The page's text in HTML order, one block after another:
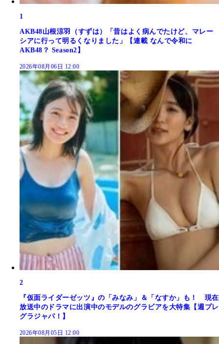
1
AKB48山根涼羽（すずは）「昔はよく病んでたけど、マレー
シアに行って明るくなりました」【連載 なんで令和に
AKB48？ Season2】
2026年08月06日 12:00
2
『仮面ライダーゼッツ』の「みなみ」＆「なすか」も！ 現在
放送中のドラマに出演中のモデルのグラビアを大特集【週プレ
グラジャパ！】
2026年08月05日 12:00